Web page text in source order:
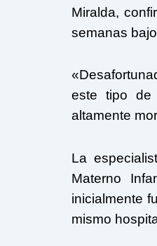
Miralda,
semanas
este tipo de
altamente
La
Materno
inicialmente
mismo